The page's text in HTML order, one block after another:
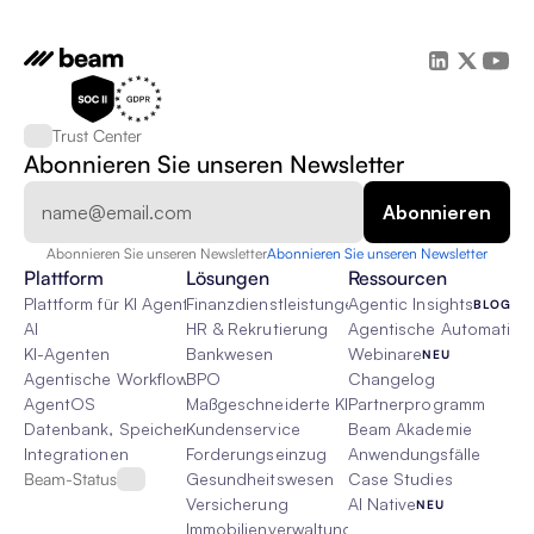
Trust Center
Abonnieren Sie unseren Newsletter
Abonnieren Sie unseren NewsletterAbonnieren Sie unseren Newsletter
Plattform
Plattform für KI Agenten
AI
KI-Agenten
Agentische Workflows
AgentOS
Datenbank, Speicher & Rag
Integrationen
Beam-Status
Lösungen
Finanzdienstleistungen
HR & Rekrutierung
Bankwesen
BPO
Maßgeschneiderte KI-Lösungen
Kundenservice
Forderungseinzug
Gesundheitswesen
Versicherung
Immobilienverwaltung
Ressourcen
Agentic InsightsBLOG
Agentische
WebinareNEU
Changelog
Partnerprogramm
Beam Akademie
Anwendungsfälle
Case Studies
AI NativeNEU